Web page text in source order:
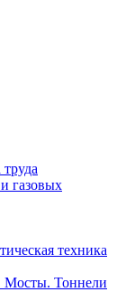
газовых
техника
Мосты. Тоннели